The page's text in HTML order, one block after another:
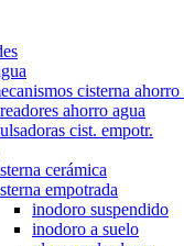
cisterna ahorro
ahorro agua
cist. empotr.
cerámica
empotrada
inodoro suspendido
inodoro a suelo